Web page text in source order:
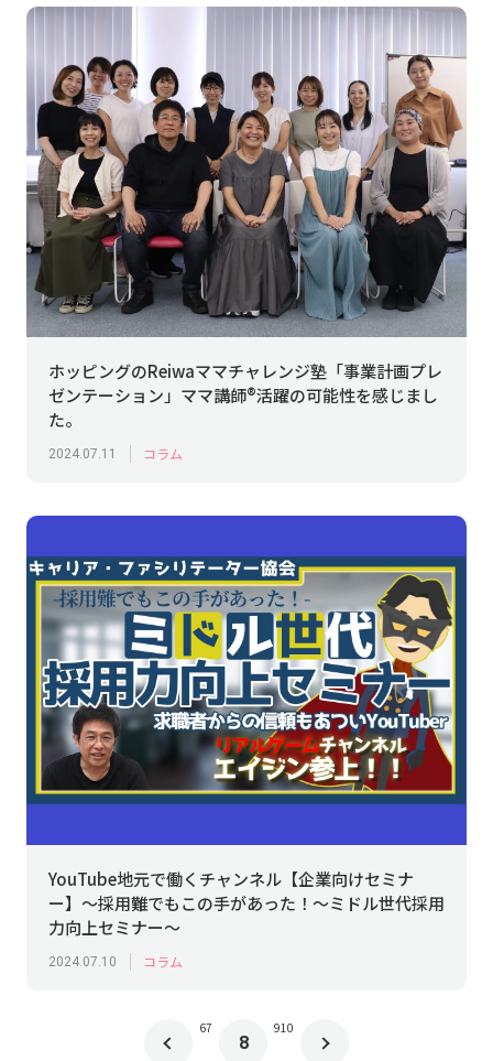
ホッピングのReiwaママチャレンジ塾「事業計画プレ
ゼンテーション」ママ講師®活躍の可能性を感じまし
た。
2024.07.11 コラム
YouTube地元で働くチャンネル【企業向けセミナ
ー】～採用難でもこの手があった！～ミドル世代採用
力向上セミナー～
2024.07.10 コラム
67
8
910